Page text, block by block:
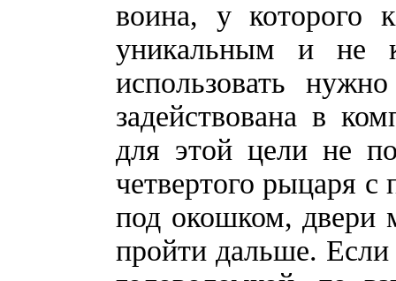
воина, у которого
уникальным и не
использовать
задействована в
для этой цели не
четвертого рыцаря
под окошком, двери
пройти дальше. Если